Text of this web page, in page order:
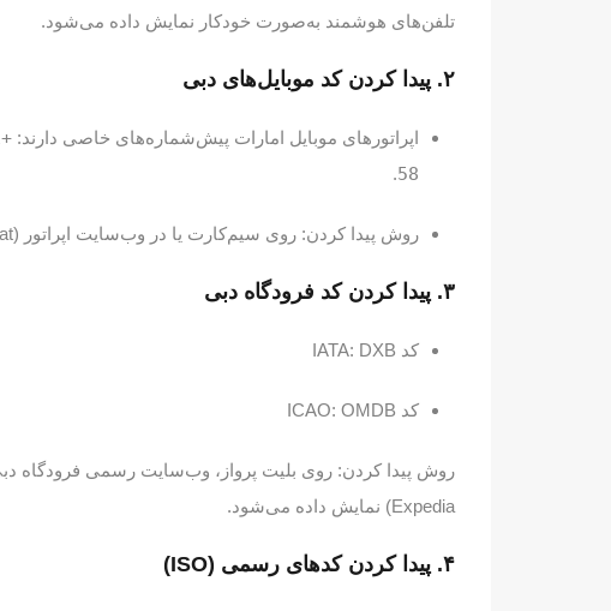
تلفن‌های هوشمند به‌صورت خودکار نمایش داده می‌شود.
۲. پیدا کردن کد موبایل‌های دبی
اپراتورهای موبایل امارات پیش‌شماره‌های خاصی دارند: +971 50
58
.
روش پیدا کردن: روی سیم‌کارت یا در وب‌سایت اپراتور (Etisalat و du) قابل مشاهده است.
۳. پیدا کردن کد فرودگاه دبی
کد IATA: DXB
کد ICAO: OMDB
Expedia) نمایش داده می‌شود.
۴. پیدا کردن کدهای رسمی (ISO)